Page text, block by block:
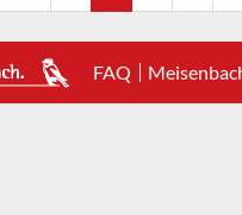
FAQ